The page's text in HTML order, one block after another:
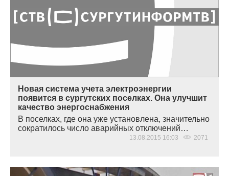
Новая система учета электроэнергии
появится в сургутских поселках. Она улучшит
качество энергоснабжения
В поселках, где она уже установлена, значительно
сократилось число аварийных отключений…
13.08.2015 16:03 2071